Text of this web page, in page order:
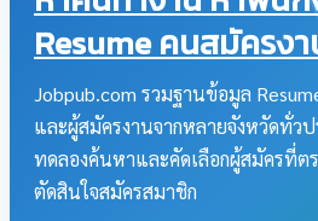
Resume คนสมัครง
Jobpub.com รวมฐานข้อมูล
และผู้สมัครงานจากหลายจังหวัดทั่วป
ทดลองค้นหาและคัดเลือกผู้สมัครที่ต
ตัดสินใจสมัครสมาชิก